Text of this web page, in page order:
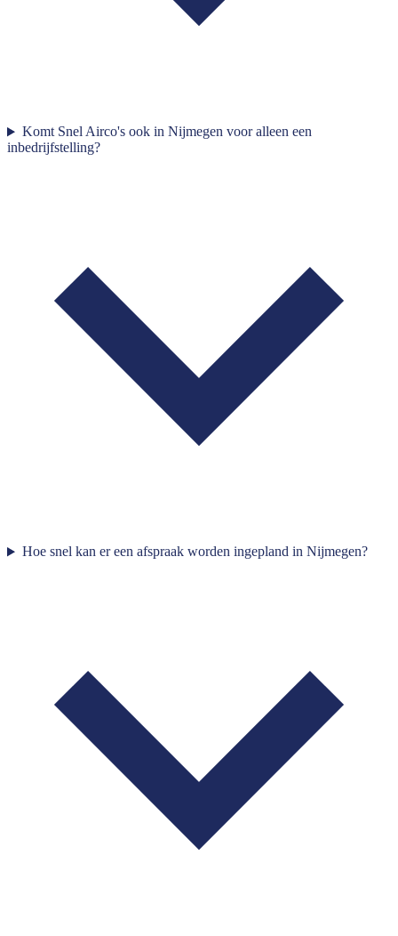
Komt Snel Airco's ook in Nijmegen voor alleen een
inbedrijfstelling?
Hoe snel kan er een afspraak worden ingepland in Nijmegen?